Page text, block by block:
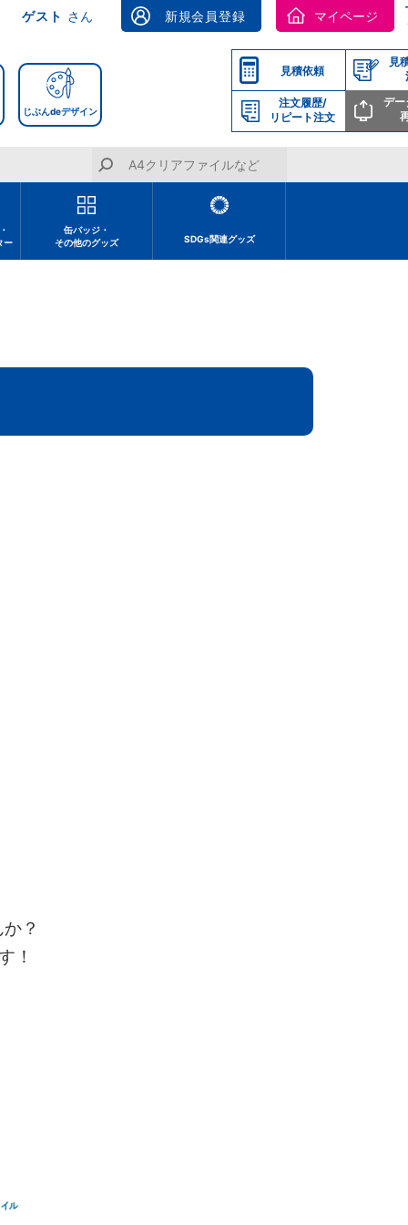
ゲスト さん 新規会員登録 マイページ
じぶんdeデザイン
見積依頼
見
注文履歴/
リピート注文
デー
ー
缶バッジ・
その他のグッズ
SDGs関連グッズ
？
！